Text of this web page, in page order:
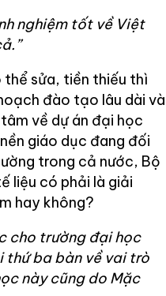
nghiệm tốt về Việt
thể sửa, tiền thiếu thì
đào tạo lâu dài và
về dự án đại học
giáo dục đang đối
trong cả nước, Bộ
liệu có phải là giải
hay không?
cho trường đại học
thứ ba bàn về vai trò
này cũng do Mặc